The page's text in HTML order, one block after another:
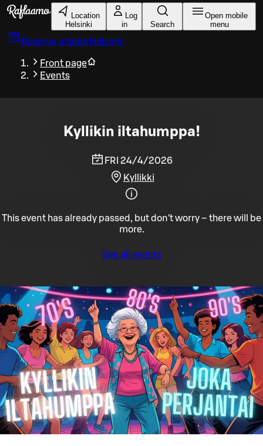
Skip to main content
Location
Helsinki
Log
in
Search
Open mobile
menu
Reserve a table Helsinki
Front page
Events
Kyllikin iltahumppa!
FRI 24/4/2026
Kyllikki
This event has already passed, but don't worry – there will be
more.
See all events